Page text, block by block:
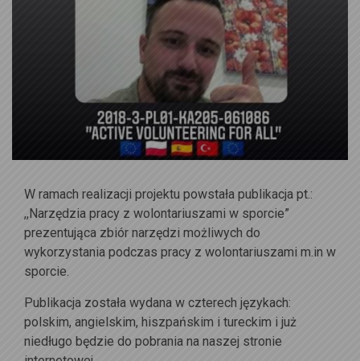
W ramach realizacji projektu powstała publikacja pt.:
,,Narzędzia pracy z wolontariuszami w sporcie”
prezentująca zbiór narzędzi możliwych do
wykorzystania podczas pracy z wolontariuszami m.in w
sporcie.
Publikacja została wydana w czterech językach:
polskim, angielskim, hiszpańskim i tureckim i już
niedługo będzie do pobrania na naszej stronie